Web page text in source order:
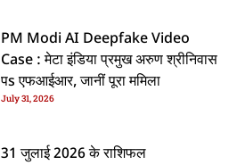
PM Modi AI Deepfake Video
Case : मेटा इंडिया प्रमुख अरुण श्रीनिवास
पs एफआईआर, जानीं पूरा ममिला
July 31, 2026
31 जुलाई 2026 के राशिफल